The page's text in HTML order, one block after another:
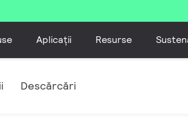
Aplicații Resurse
Descărcări